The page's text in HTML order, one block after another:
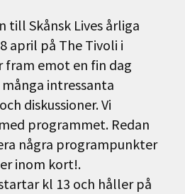
till Skånsk Lives årliga
april på The Tivoli i
fram emot en fin dag
intressanta
diskussioner. Vi
programmet. Redan
några programpunkter
inom kort!.
kl 13 och håller på